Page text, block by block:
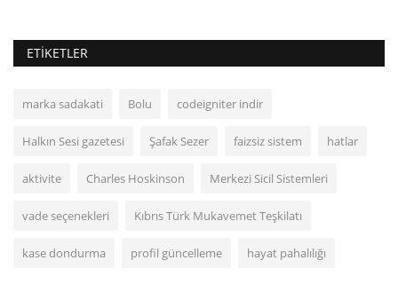
ETIKETLER
marka sadakati Bolu codeigniter indir
Halkın Sesi gazetesi Şafak Sezer faizsiz sistem hatlar
aktivite Charles Hoskinson Merkezi Sicil Sistemleri
vade seçenekleri Kıbrıs Türk Mukavemet Teşkilatı
kase dondurma profil güncelleme hayat pahalılığı